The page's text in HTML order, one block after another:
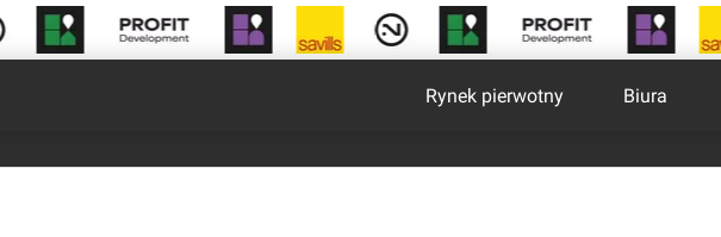
Rynek pierwotny Biura